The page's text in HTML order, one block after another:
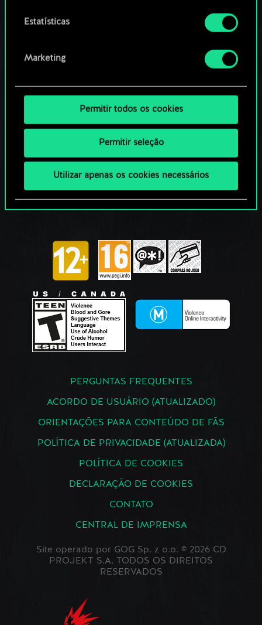
Estatísticas
Marketing
Permitir todos os cookies
Permitir seleção
Utilizar apenas os cookies necessários
PERGUNTAS FREQUENTES
ACORDO DE USUÁRIO (ATUALIZADO)
ORIENTAÇÕES PARA CONTEÚDO DE FÃS
POLÍTICA DE PRIVACIDADE (ATUALIZADA)
POLÍTICA DE COOKIES
DECLARAÇÃO DE COOKIES
CONTATO
CENTRAL DE IMPRENSA
Site operado por GOG Sp. z o.o. © 2026 CD
PROJEKT S.A. TODOS OS DIREITOS
RESERVADOS